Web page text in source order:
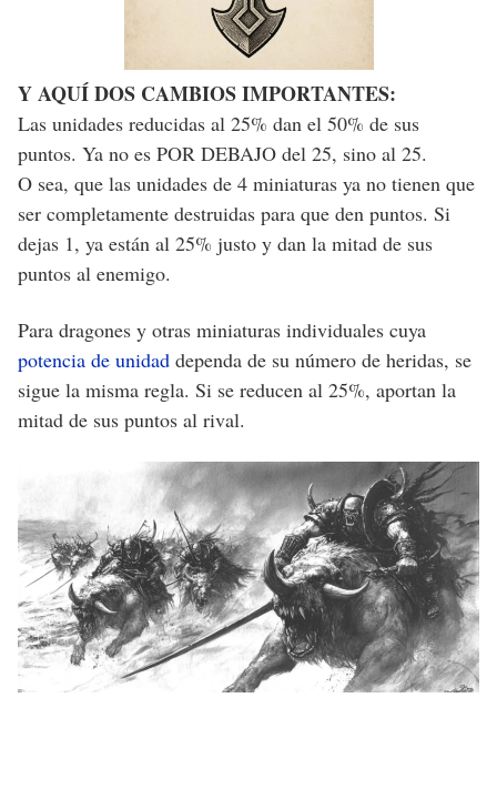
Y AQUÍ DOS CAMBIOS IMPORTANTES:
Las unidades reducidas al 25% dan el 50% de sus
puntos. Ya no es POR DEBAJO del 25, sino al 25.
O sea, que las unidades de 4 miniaturas ya no tienen que
ser completamente destruidas para que den puntos. Si
dejas 1, ya están al 25% justo y dan la mitad de sus
puntos al enemigo.
Para dragones y otras miniaturas individuales cuya
potencia de unidad dependa de su número de heridas, se
sigue la misma regla. Si se reducen al 25%, aportan la
mitad de sus puntos al rival.